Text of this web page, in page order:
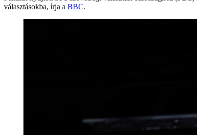
választásokba, írja a BBC.